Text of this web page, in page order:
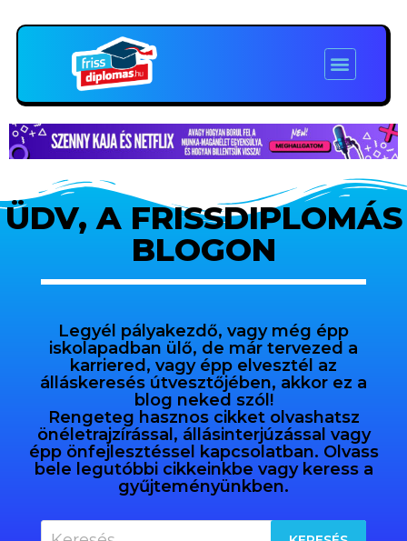
ÜDV, A FRISSDIPLOMÁS
BLOGON
Legyél pályakezdő, vagy még épp
iskolapadban ülő, de már tervezed a
karriered, vagy épp elvesztél az
álláskeresés útvesztőjében, akkor ez a
blog neked szól!
Rengeteg hasznos cikket olvashatsz
önéletrajzírással, állásinterjúzással vagy
épp önfejlesztéssel kapcsolatban. Olvass
bele legutóbbi cikkeinkbe vagy keress a
gyűjteményünkben.